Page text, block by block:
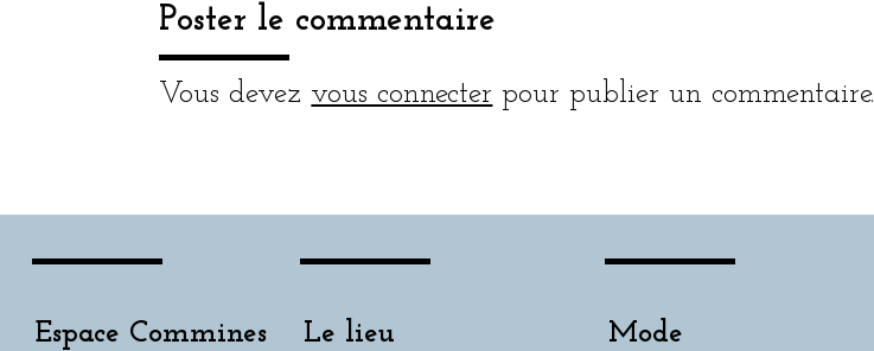
Poster le commentaire
Vous devez vous connecter pour publier un commentaire.
Espace Commines
Le lieu
Mode